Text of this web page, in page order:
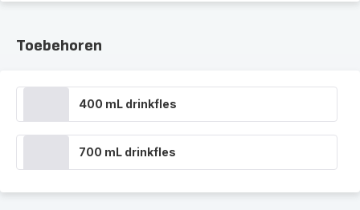
Toebehoren
400 mL drinkfles
700 mL drinkfles